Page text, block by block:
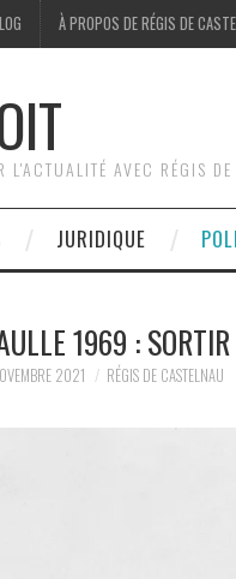
À PROPOS DE RÉGIS DE
AVEC RÉGIS DE
JURIDIQUE
1969 :
2021 RÉGIS DE CASTELNAU